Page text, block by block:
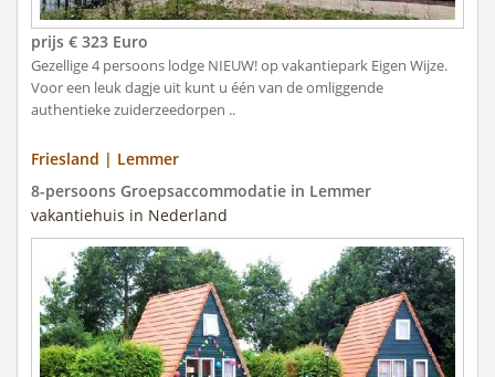
prijs € 323 Euro
Gezellige 4 persoons lodge NIEUW! op vakantiepark Eigen Wijze.
Voor een leuk dagje uit kunt u één van de omliggende
authentieke zuiderzeedorpen ..
Friesland | Lemmer
8-persoons Groepsaccommodatie in Lemmer
vakantiehuis in Nederland